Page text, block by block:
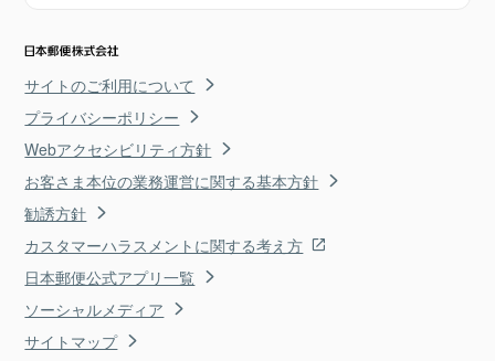
サイトのご利用について
プライバシーポリシー
Webアクセシビリティ方針
お客さま本位の業務運営に関する基本方針
勧誘方針
カスタマーハラスメントに関する考え方
日本郵便公式アプリ一覧
ソーシャルメディア
サイトマップ